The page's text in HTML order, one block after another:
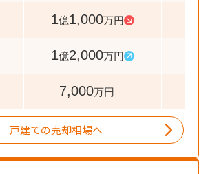
1億1,000万円
1億2,000万円
7,000万円
戸建ての売却相場へ